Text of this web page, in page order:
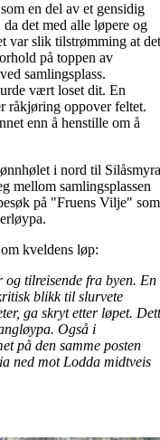
en del av et gensidig
det med alle løpere og
var slik tilstrømming at det
på toppen av
samlingsplass.
vært loset dit. En
råkjøring oppover feltet.
enn å henstille om å
i nord til Silåsmyra
mellom samlingsplassen
på "Fruens Vilje" som
kveldens løp:
og tilreisende fra byen. En
blikk til slurvete
ga skryt etter løpet.
Også i
på den samme posten
ned mot Lodda midtveis